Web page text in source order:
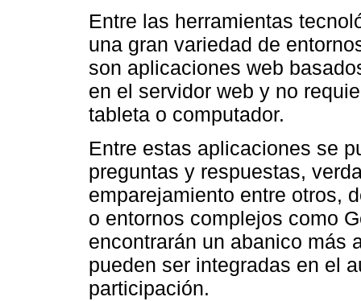
Entre las herramientas
una gran variedad de
son aplicaciones web
en el servidor web y no
tableta o computador.
Entre estas aplicaciones se
preguntas y respuestas,
emparejamiento entre otros,
o entornos complejos como
encontrarán un abanico más
pueden ser integradas en el
participación.